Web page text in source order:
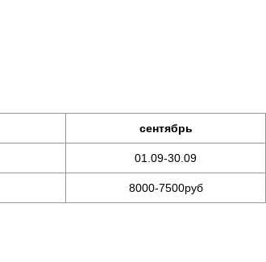
сентябрь
01.09-30.09
8000-7500руб